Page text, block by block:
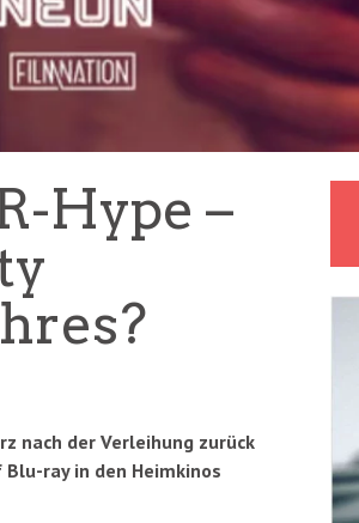
Hype –
nach der Verleihung zurück
ray in den Heimkinos